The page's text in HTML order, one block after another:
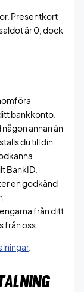
Presentkort
är 0, dock
bankkonto.
annan än
du till din
BankID.
en godkänd
från ditt
från oss.
.